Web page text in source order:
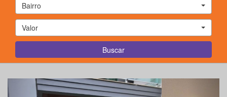
Bairro
Valor
Buscar